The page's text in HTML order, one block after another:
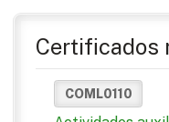
Certificados
COML0110